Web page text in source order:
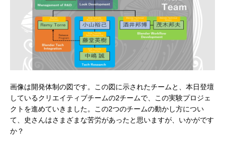
画像は開発体制の図です。この図に示されたチームと、本日登壇
しているクリエイティブチームの2チームで、この実験プロジェ
クトを進めていきました。この2つのチームの動かし方につい
て、史さんはさまざまな苦労があったと思いますが、いかがです
か？